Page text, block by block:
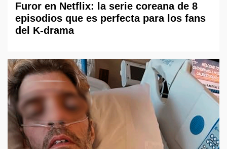
Furor en Netflix: la serie coreana de 8
episodios que es perfecta para los fans
del K-drama